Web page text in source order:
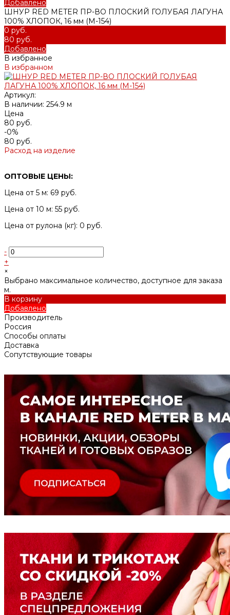
Добавлено
ШНУР RED METER ПР-ВО ПЛОСКИЙ ГОЛУБАЯ ЛАГУНА
100% ХЛОПОК, 16 мм (М-154)
0 руб.
80 руб.
Добавлено
В избранное
В избранном
Артикул:
В наличии: 254.9 м
Цена
80 руб.
-0%
80 руб.
Расход на изделие
ОПТОВЫЕ ЦЕНЫ:
Цена от 5 м: 69 руб.
Цена от 10 м: 55 руб.
Цена от рулона (кг): 0 руб.
-
+
×
Выбрано максимальное количество, доступное для заказа
м.
В корзину
Добавлено
Производитель
Россия
Способы оплаты
Доставка
Сопутствующие товары